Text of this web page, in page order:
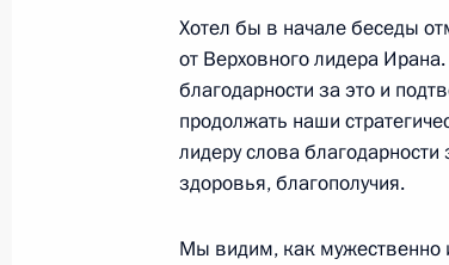
Встреча с секретарём
безопасности Ирана Али
30 января 2026 года, 20:20
Хотел бы в начале беседы
от Верховного лидера
благодарности за это и
продолжать наши
лидеру слова
здоровья, благополучия.
Мы видим, как мужественно